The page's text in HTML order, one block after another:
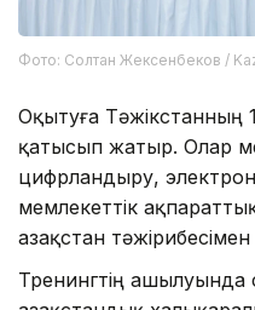
Фото: Солтан Жексенбеков /
Оқытуға Тәжікстанның
қатысып жатыр. Олар
цифрландыру,
мемлекеттік
Қазақстан
Тренингтің ашылуында